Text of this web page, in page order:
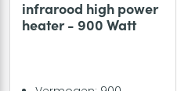
infrarood high power
heater - 900 Watt